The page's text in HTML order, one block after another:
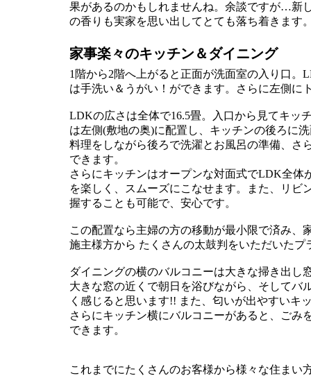
果があるのかもしれませんね。余談ですが…新
の香りも実家を思い出してとても落ち着きます
家事楽々のキッチン＆ダイニング
1階から2階へ上がると正面が洗面室の入り口
は手洗い＆うがい！ができます。さらに左側に
LDKの広さは全体で16.5畳。入口から見てキッ
は左側(敷地の奥)に配置し、キッチンの後ろに
料理をしながら後ろで洗濯とお風呂の準備、さ
できます。
さらにキッチンはオープンな対面式でLDK全
を楽しく、スムーズにこなせます。また、リビ
握することも可能で、安心です。
この配置なら主婦の方の移動が最小限で済み、
施主様方から たくさんの太鼓判をいただいたプ
ダイニングの横のバルコニーは大きな掃き出し
大きな窓の近くで朝日を浴びながら、そしてバ
く感じると思います!! また、匂いが出やすいキ
さらにキッチン横にバルコニーがあると、ごみ
できます。
これまでにたくさんのお客様から様々な住まい